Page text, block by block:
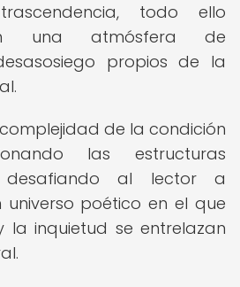
todo ello
una atmósfera de
propios de la
de la condición
las estructuras
desafiando al lector a
poético en el que
inquietud se entrelazan